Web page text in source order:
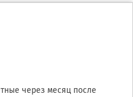
через месяц после